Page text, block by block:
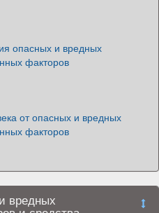
опасных и вредных
факторов
от опасных и вредных
факторов
вредных